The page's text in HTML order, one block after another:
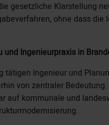
gesetzliche Klarstellung
ohne dass
und Ingenieurpraxis in
tätigen Ingenieur und
von zentraler
auf kommunale und